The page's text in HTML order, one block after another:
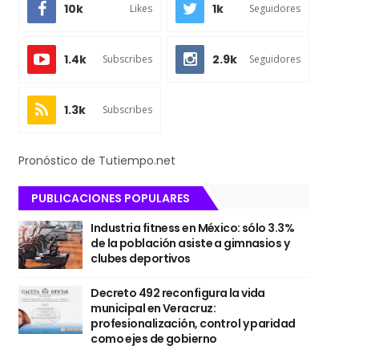
10k Likes 1k Seguidores
1.4k Subscribes 2.9k Seguidores
1.3k Subscribes
Pronóstico de Tutiempo.net
PUBLICACIONES POPULARES
Industria fitness en México: sólo 3.3%
de la población asiste a gimnasios y
clubes deportivos
Decreto 492 reconfigura la vida
municipal en Veracruz:
profesionalización, control y paridad
como ejes de gobierno